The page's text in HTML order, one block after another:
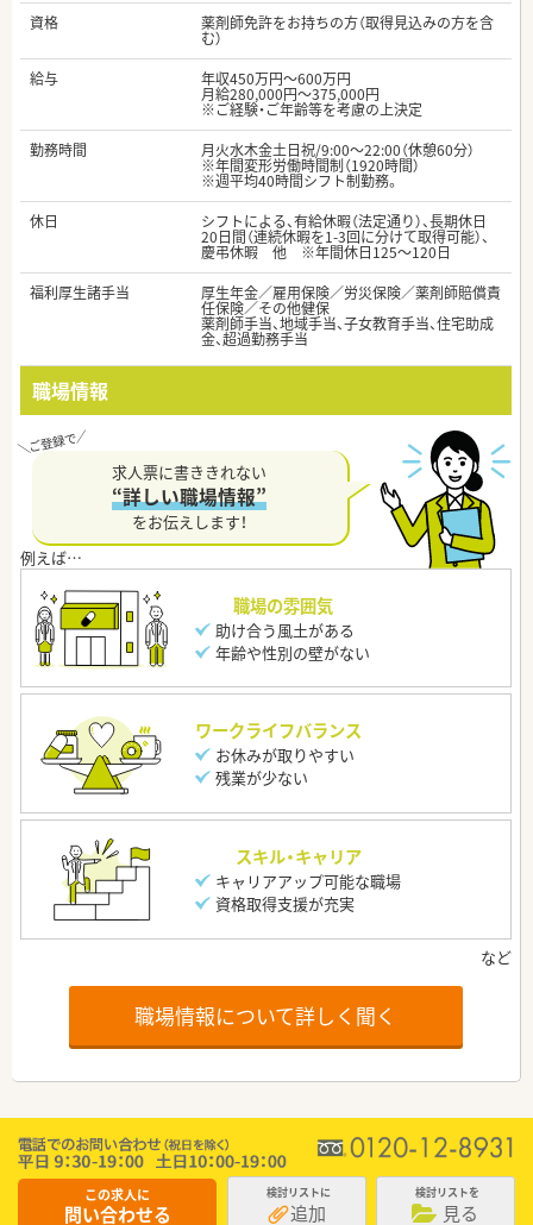
資格
薬剤師免許をお持ちの方（取得見込みの方を含
む）
給与
年収450万円～600万円
月給280,000円～375,000円
※ご経験・ご年齢等を考慮の上決定
勤務時間
月火水木金土日祝/9:00～22:00（休憩60分）
※年間変形労働時間制（1920時間）
※週平均40時間シフト制勤務。
休日
シフトによる、有給休暇（法定通り）、長期休日
20日間（連続休暇を1-3回に分けて取得可能）、
慶弔休暇 他 ※年間休日125～120日
福利厚生諸手当
厚生年金／雇用保険／労災保険／薬剤師賠償責
任保険／その他健保
薬剤師手当、地域手当、子女教育手当、住宅助成
金、超過勤務手当
職場情報
求人票に書ききれない
“詳しい職場情報”
をお伝えします！
職場の雰囲気
助け合う風土がある
年齢や性別の壁がない
ワークライフバランス
お休みが取りやすい
残業が少ない
スキル・キャリア
キャリアアップ可能な職場
資格取得支援が充実
職場情報について詳しく聞く
この求人に
問い合わせる
検討リストに
追加
検討リストを
見る